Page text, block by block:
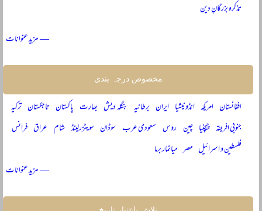
تذکرہ بزرگانِ دین
— مزید عنوانات
مخصوص درجہ بندی
افغانستان امریکہ انڈونیشیا ایران برطانیہ بنگلہ دیش بھارت پاکستان تاجکستان ترکیہ
جنوبی افریقہ چیچنیا چین روس سعودی عرب سوڈان سویٹزرلینڈ شام عراق فرانس
فلسطین و اسرائیل مصر میانمار برما
— مزید عنوانات